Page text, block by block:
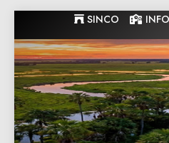
to
content
SINCO